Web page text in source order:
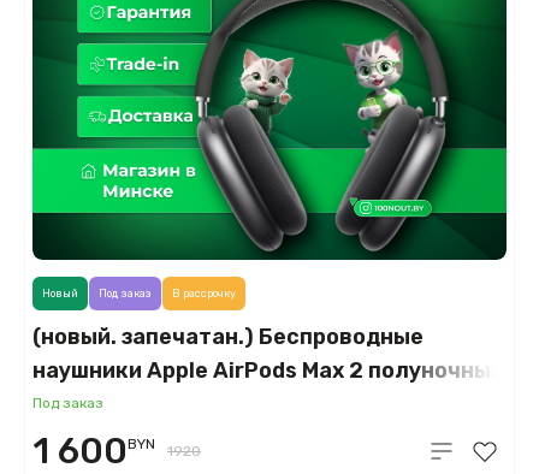
(новый. запечатан.) Беспроводные
наушники Apple AirPods Max 2 полуночный
черный (2026)
Под заказ
Новый Под заказ В рассрочку
1 600BYN 1920